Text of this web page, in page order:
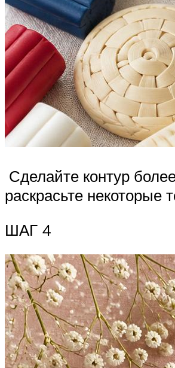
Сделайте контур
раскрасьте некоторые
ШАГ 4